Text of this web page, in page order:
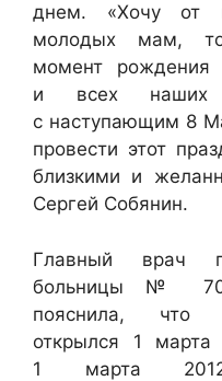
днем. «Хочу от
молодых мам,
момент рождения
и всех наших
с наступающим 8
провести этот
близкими и
Сергей Собянин.
Главный врач
больницы № 70
пояснила, что
открылся 1
1 марта